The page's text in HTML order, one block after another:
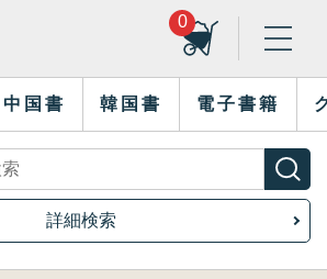
0
中国書 韓国書 電子書籍
詳細検索